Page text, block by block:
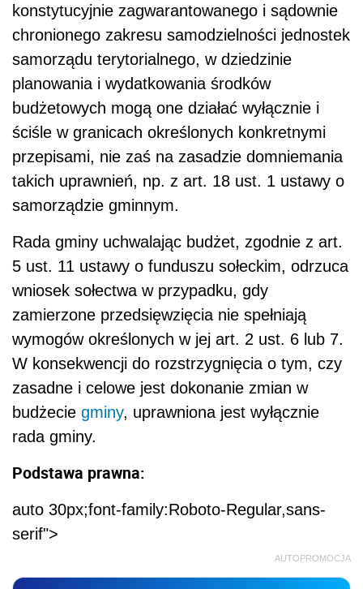
konstytucyjnie zagwarantowanego i sądownie
chronionego zakresu samodzielności jednostek
samorządu terytorialnego, w dziedzinie
planowania i wydatkowania środków
budżetowych mogą one działać wyłącznie i
ściśle w granicach określonych konkretnymi
przepisami, nie zaś na zasadzie domniemania
takich uprawnień, np. z art. 18 ust. 1 ustawy o
samorządzie gminnym.
Rada gminy uchwalając budżet, zgodnie z art.
5 ust. 11 ustawy o funduszu sołeckim, odrzuca
wniosek sołectwa w przypadku, gdy
zamierzone przedsięwzięcia nie spełniają
wymogów określonych w jej art. 2 ust. 6 lub 7.
W konsekwencji do rozstrzygnięcia o tym, czy
zasadne i celowe jest dokonanie zmian w
budżecie gminy, uprawniona jest wyłącznie
rada gminy.
Podstawa prawna:
auto 30px;font-family:Roboto-Regular,sans-
serif">
AUTOPROMOCJA